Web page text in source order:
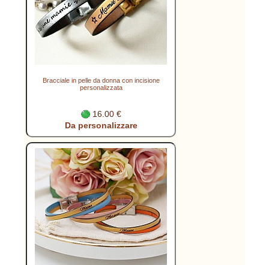
Bracciale in pelle da donna con incisione
personalizzata
16.00 €
Da personalizzare